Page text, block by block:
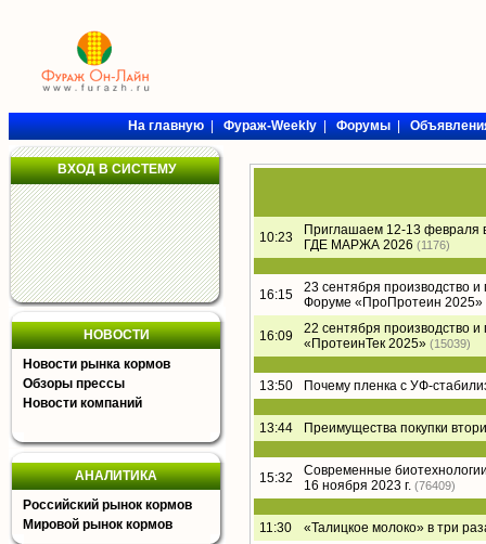
На главную|Фураж-Weekly|Форумы|
ВХОД В СИСТЕМУ
НОВОСТИ
Новости рынка кормов
Обзоры прессы
Новости компаний
АНАЛИТИКА
Российский рынок кормов
Мировой рынок кормов
10:23
Приглашаем 12-13 февраля
ГДЕ МАРЖА 2026 (1176)
16:15
23 сентября производство
Форуме «ПроПротеин 2025»
16:09
22 сентября производство
«ПротеинТек 2025» (15039)
13:50 Почему пленка с УФ-
13:44 Преимущества покупки
15:32
Современные
16 ноября 2023 г. (76409)
11:30 «Талицкое молоко» в три